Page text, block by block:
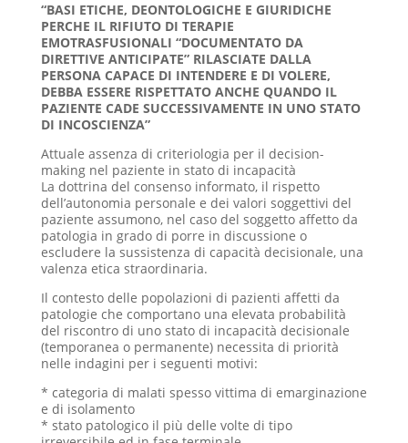
“BASI ETICHE, DEONTOLOGICHE E GIURIDICHE
PERCHE IL RIFIUTO DI TERAPIE
EMOTRASFUSIONALI “DOCUMENTATO DA
DIRETTIVE ANTICIPATE” RILASCIATE DALLA
PERSONA CAPACE DI INTENDERE E DI VOLERE,
DEBBA ESSERE RISPETTATO ANCHE QUANDO IL
PAZIENTE CADE SUCCESSIVAMENTE IN UNO STATO
DI INCOSCIENZA”
Attuale assenza di criteriologia per il decision-
making nel paziente in stato di incapacità
La dottrina del consenso informato, il rispetto
dell’autonomia personale e dei valori soggettivi del
paziente assumono, nel caso del soggetto affetto da
patologia in grado di porre in discussione o
escludere la sussistenza di capacità decisionale, una
valenza etica straordinaria.
Il contesto delle popolazioni di pazienti affetti da
patologie che comportano una elevata probabilità
del riscontro di uno stato di incapacità decisionale
(temporanea o permanente) necessita di priorità
nelle indagini per i seguenti motivi:
* categoria di malati spesso vittima di emarginazione
e di isolamento
* stato patologico il più delle volte di tipo